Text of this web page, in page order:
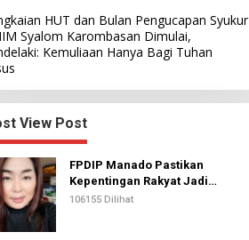
HUT dan Bulan Pengucapan Syukur
Syalom Karombasan Dimulai,
Kemuliaan Hanya Bagi Tuhan
View Post
FPDIP Manado Pastikan
Kepentingan Rakyat Jadi
Prioritas Dalam Perjuangan
106155 Dilihat